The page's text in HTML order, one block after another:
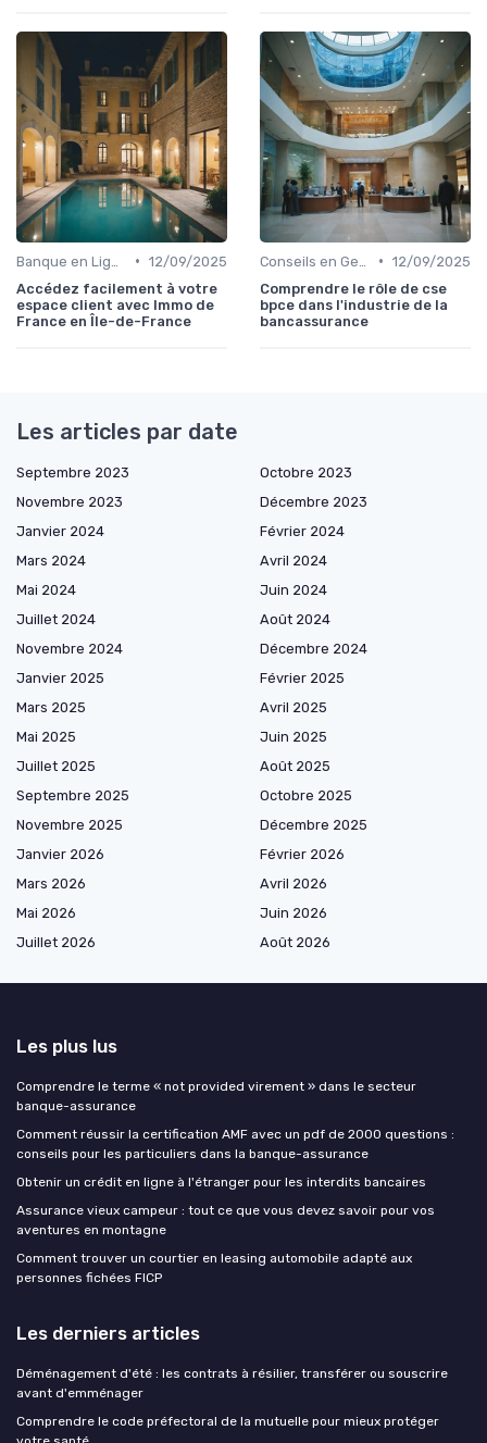
• 12/09/2025
Accédez facilement à votre
espace client avec Immo de
France en Île-de-France
• 12/09/2025
Comprendre le rôle de cse
bpce dans l'industrie de la
bancassurance
Les articles par date
Septembre 2023
Octobre 2023
Novembre 2023
Décembre 2023
Janvier 2024
Février 2024
Mars 2024
Avril 2024
Mai 2024
Juin 2024
Juillet 2024
Août 2024
Novembre 2024
Décembre 2024
Janvier 2025
Février 2025
Mars 2025
Avril 2025
Mai 2025
Juin 2025
Juillet 2025
Août 2025
Septembre 2025
Octobre 2025
Novembre 2025
Décembre 2025
Janvier 2026
Février 2026
Mars 2026
Avril 2026
Mai 2026
Juin 2026
Juillet 2026
Août 2026
Les plus lus
Comprendre le terme « not provided virement » dans le secteur
banque-assurance
Comment réussir la certification AMF avec un pdf de 2000 questions :
conseils pour les particuliers dans la banque-assurance
Obtenir un crédit en ligne à l'étranger pour les interdits bancaires
Assurance vieux campeur : tout ce que vous devez savoir pour vos
aventures en montagne
Comment trouver un courtier en leasing automobile adapté aux
personnes fichées FICP
Les derniers articles
Déménagement d'été : les contrats à résilier, transférer ou souscrire
avant d'emménager
Comprendre le code préfectoral de la mutuelle pour mieux protéger